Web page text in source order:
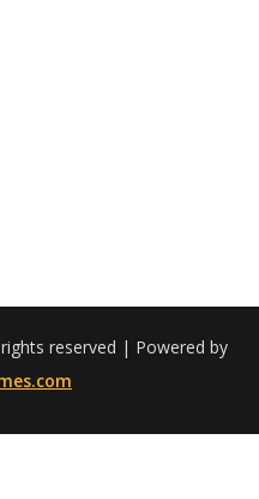
reserved | Powered by